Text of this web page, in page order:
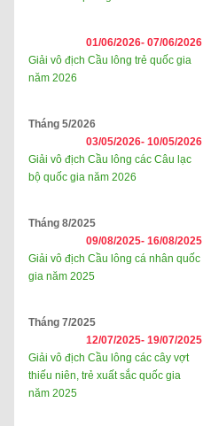
01/06/2026- 07/06/2026
Giải vô địch Cầu lông trẻ quốc gia
năm 2026
Tháng 5/2026
03/05/2026- 10/05/2026
Giải vô địch Cầu lông các Câu lạc
bộ quốc gia năm 2026
Tháng 8/2025
09/08/2025- 16/08/2025
Giải vô địch Cầu lông cá nhân quốc
gia năm 2025
Tháng 7/2025
12/07/2025- 19/07/2025
Giải vô địch Cầu lông các cây vợt
thiếu niên, trẻ xuất sắc quốc gia
năm 2025